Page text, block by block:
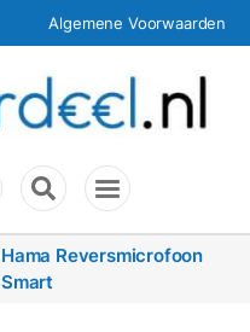
Algemene Voorwaarden
Hama Reversmicrofoon
Smart